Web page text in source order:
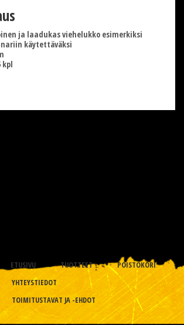
ja laadukas viehelukko esimerkiksi
käytettäväksi
kpl
ETUSIVU TUOTTEET
POISTOKORI
YHTEYSTIEDOT
TOIMITUSTAVAT JA -EHDOT